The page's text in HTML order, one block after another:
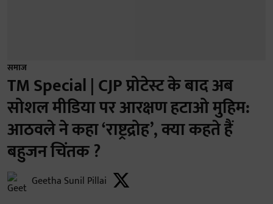
समाज
TM Special | CJP प्रोटेस्ट के बाद अब
सोशल मीडिया पर आरक्षण हटाओ मुहिम:
आठवले ने कहा ‘राष्ट्रद्रोह’, क्या कहते हैं
बहुजन चिंतक ?
Geetha Sunil Pillai